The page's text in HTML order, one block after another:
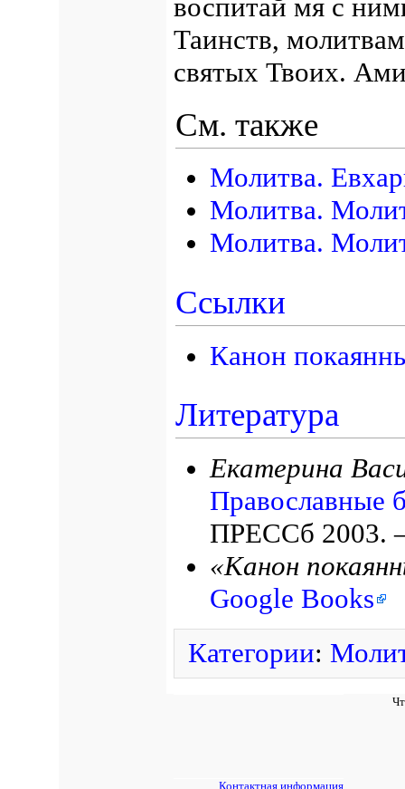
воспитай мя с
Таинств,
святых Твоих.
См. также
Молитва.
Молитва.
Молитва.
Ссылки
Канон
Литература
Екатерина
Православные
ПРЕССб 2003.
«Канон
Google Books
Категории:
Контактная информация